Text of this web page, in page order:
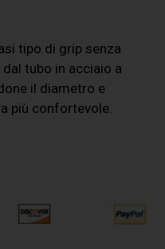
tipo di grip senza
tubo in acciaio a
il diametro e
più confortevole.